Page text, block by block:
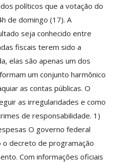
políticos que a votação do
de domingo (17). A
seja conhecido entre
fiscais terem sido a
elas são apenas um dos
um conjunto harmônico
as contas públicas. O
as irregularidades e como
de responsabilidade. 1)
O governo federal
o decreto de programação
Com informações oficiais